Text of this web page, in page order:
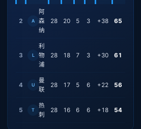
2 A
阿
森
纳
28 20 5 3 +38 65
3 L
利
物
浦
28 18 7 3 +30 61
4 U
曼
联
28 17 5 6 +22 56
5 T
热
刺
28 16 6 6 +18 54